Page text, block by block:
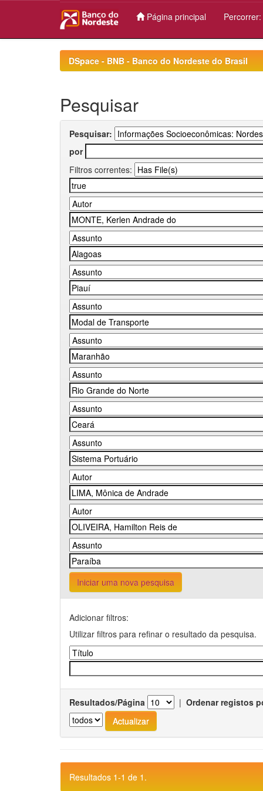
Página principal Percorrer:
DSpace - BNB - Banco do Nordeste do Brasil
Pesquisar
Pesquisar:
por
Filtros correntes:
Iniciar uma nova pesquisa
Adicionar filtros:
Utilizar filtros para refinar o resultado da pesquisa.
Resultados/Página | Ordenar registos
Resultados 1-1 de 1.